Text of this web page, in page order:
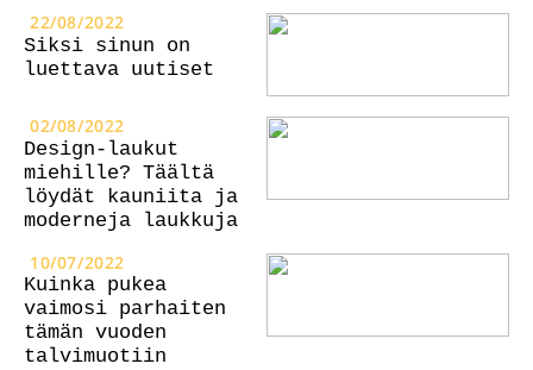
22/08/2022
Siksi sinun on
luettava uutiset
02/08/2022
Design-laukut
miehille? Täältä
löydät kauniita ja
moderneja laukkuja
10/07/2022
Kuinka pukea
vaimosi parhaiten
tämän vuoden
talvimuotiin